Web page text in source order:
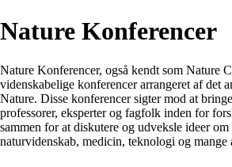
Nature Konferencer
Nature Konferencer, også kendt som Nature
videnskabelige konferencer arrangeret af det
Nature. Disse konferencer sigter mod at
professorer, eksperter og fagfolk inden for
sammen for at diskutere og udveksle ideer
naturvidenskab, medicin, teknologi og mange